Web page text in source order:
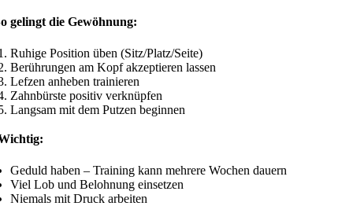
gelingt die Gewöhnung:
Ruhige Position üben (Sitz/Platz/Seite)
Berührungen am Kopf akzeptieren lassen
Lefzen anheben trainieren
Zahnbürste positiv verknüpfen
Langsam mit dem Putzen beginnen
Geduld haben – Training kann mehrere Wochen dauern
Viel Lob und Belohnung einsetzen
Niemals mit Druck arbeiten